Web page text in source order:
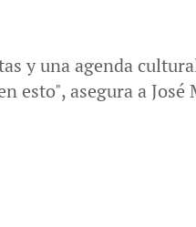
y una agenda
esto", asegura a José